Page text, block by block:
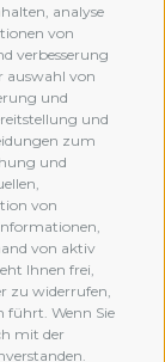
analyse
von
verbesserung
auswahl von
und
und
zum
und
von
von aktiv
Ihnen frei,
zu widerrufen,
führt. Wenn Sie
mit der